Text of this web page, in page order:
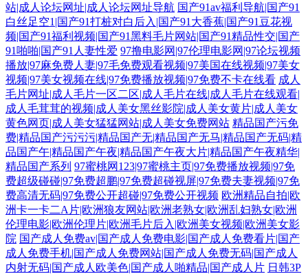
站|成人论坛网址|成人论坛网址导航 国产91av福利导航|国产91
白丝足空1|国产91打桩对白后入|国产91大香蕉|国产91豆花视
频|国产91福利视频|国产91黑料毛片网站|国产91精品性交|国产
91啪啪|国产91人妻性爱 97撸电影网|97伦理电影网|97论坛视频
播放|97麻免费人妻|97毛免费观看视频|97美国在线视频|97美女
视频|97美女视频在线|97免费播放视频|97免费不卡在线看 成人
毛片网址|成人毛片一区二区|成人毛片在线|成人毛片在线观看|
成人毛茸茸的视频|成人美女黑丝影院|成人美女黄片|成人美女
黄色网页|成人美女猛猛网站|成人美女免费网站 精品国产污免
费|精品国产污污污|精品国产无|精品国产无马|精品国产无码|精
品国产午|精品国产午夜|精品国产午夜大片|精品国产午夜精华|
精品国产系列 97蜜桃网123|97蜜桃主页|97免费播放视频|97免
费超级碰碰|97免费超鹏|97免费超碰视屏|97免费夫妻视频|97免
费高清无码|97免费公开超碰|97免费公开视频 欧洲精品自拍|欧
洲卡一卡二A片|欧洲狼友网站|欧洲老熟女|欧洲乱妇熟女|欧洲
伦理电影|欧洲伦理片|欧洲毛片后入|欧洲美女视频|欧洲美女影
院 国产成人免费av|国产成人免费电影|国产成人免费看片|国产
成人免费手机|国产成人免费网站|国产成人免费无码|国产成人
内射无码|国产成人欧美色|国产成人啪精品|国产成人片 日韩3P